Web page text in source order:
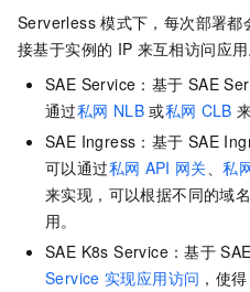
Serverless 模式下，每次部署都
接基于实例的 IP 来互相访问应
SAE Service：基于 SAE
通过私网 NLB 或私网 CLB
SAE Ingress：基于 SAE
可以通过私网 API 网关、私
来实现，可以根据不同的域
用。
SAE K8s Service：基于 SAE
Service 实现应用访问 ，使得